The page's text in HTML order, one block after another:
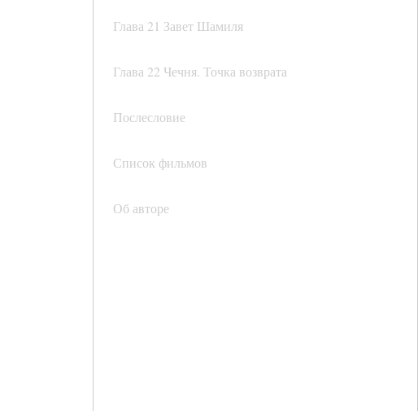
Глава 21 Завет Шамиля
Глава 22 Чечня. Точка возврата
Послесловие
Список фильмов
Об авторе